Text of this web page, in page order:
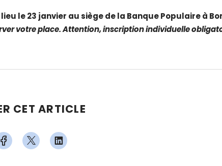
le 23 janvier au siège de la Banque Populaire à
votre place. Attention, inscription individuelle
CET ARTICLE